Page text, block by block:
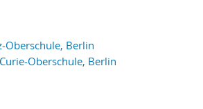
Oberschule, Berlin
Oberschule, Berlin